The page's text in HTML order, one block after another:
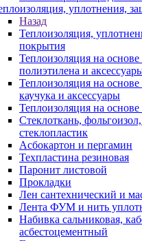
уплотнения,
Назад
Теплоизоляция,
покрытия
Теплоизоляция на
полиэтилена и
Теплоизоляция на
каучука и аксессуары
Теплоизоляция на
Стеклоткань,
стеклопластик
Асбокартон и пергамин
Техпластина резиновая
Паронит листовой
Прокладки
Лен сантехнический и
Лента ФУМ и нить
Набивка сальниковая,
асбестоцементный